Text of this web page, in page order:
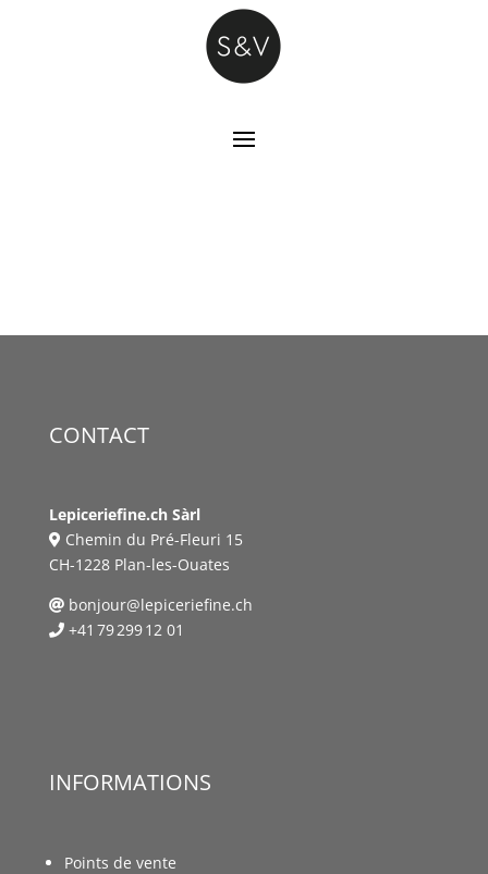
CONTACT
Lepiceriefine.ch Sàrl
Chemin du Pré-Fleuri 15
CH-1228 Plan-les-Ouates
bonjour@lepiceriefine.ch
+41 79 299 12 01
INFORMATIONS
Points de vente